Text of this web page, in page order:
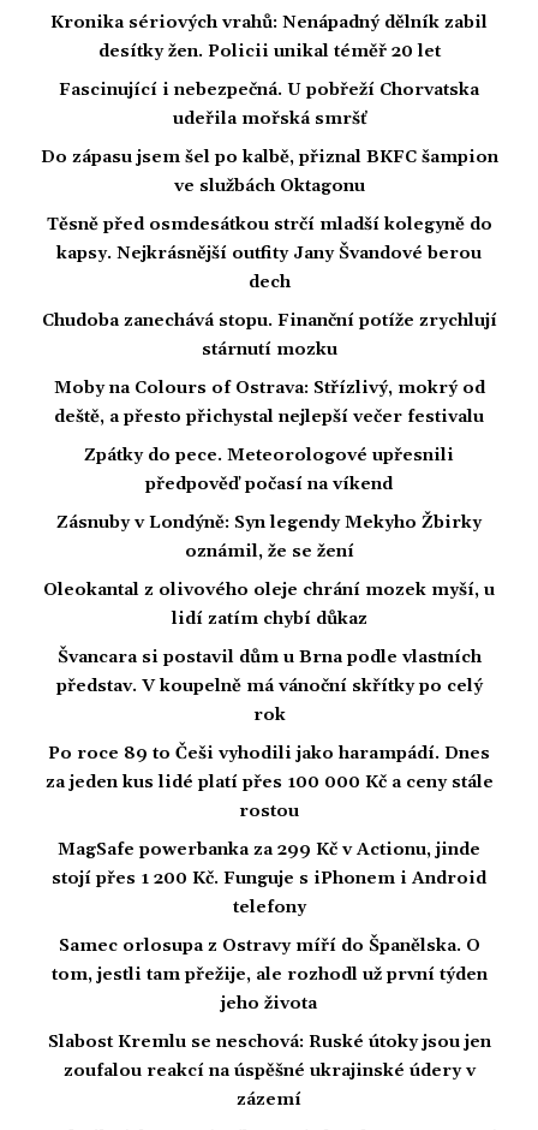
Kronika sériových vrahů: Nenápadný dělník zabil
desítky žen. Policii unikal téměř 20 let
Fascinující i nebezpečná. U pobřeží Chorvatska
udeřila mořská smršť
Do zápasu jsem šel po kalbě, přiznal BKFC šampion
ve službách Oktagonu
Těsně před osmdesátkou strčí mladší kolegyně do
kapsy. Nejkrásnější outfity Jany Švandové berou
dech
Chudoba zanechává stopu. Finanční potíže zrychlují
stárnutí mozku
Moby na Colours of Ostrava: Střízlivý, mokrý od
deště, a přesto přichystal nejlepší večer festivalu
Zpátky do pece. Meteorologové upřesnili
předpověď počasí na víkend
Zásnuby v Londýně: Syn legendy Mekyho Žbirky
oznámil, že se žení
Oleokantal z olivového oleje chrání mozek myší, u
lidí zatím chybí důkaz
Švancara si postavil dům u Brna podle vlastních
představ. V koupelně má vánoční skřítky po celý
rok
Po roce 89 to Češi vyhodili jako harampádí. Dnes
za jeden kus lidé platí přes 100 000 Kč a ceny stále
rostou
MagSafe powerbanka za 299 Kč v Actionu, jinde
stojí přes 1 200 Kč. Funguje s iPhonem i Android
telefony
Samec orlosupa z Ostravy míří do Španělska. O
tom, jestli tam přežije, ale rozhodl už první týden
jeho života
Slabost Kremlu se neschová: Ruské útoky jsou jen
zoufalou reakcí na úspěšné ukrajinské údery v
zázemí